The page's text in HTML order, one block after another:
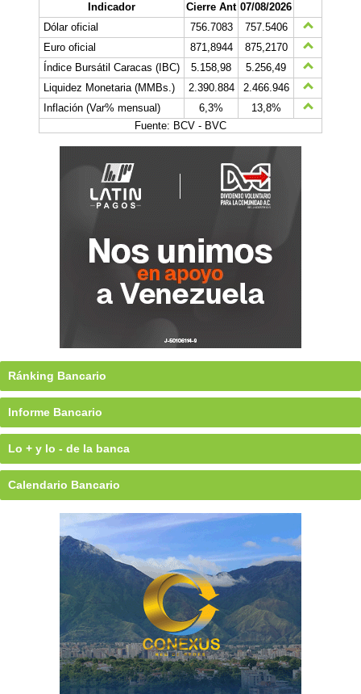
Indicador Cierre Ant 07/08/2026
Dólar oficial
756.7083
757.5406
Euro oficial
871,8944
875,2170
Índice Bursátil Caracas (IBC)
5.158,98
5.256,49
Liquidez Monetaria (MMBs.)
2.390.884
2.466.946
Inflación (Var% mensual)
6,3%
13,8%
Fuente: BCV - BVC
Ránking Bancario
Informe Bancario
Lo + y lo - de la banca
Calendario Bancario